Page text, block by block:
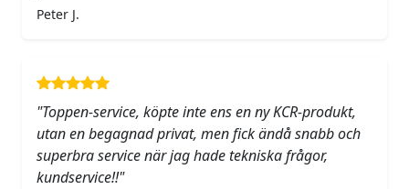
Peter J.
"Toppen-service, köpte inte ens en ny KCR-produkt,
utan en begagnad privat, men fick ändå snabb och
superbra service när jag hade tekniska frågor,
kundservice!!"